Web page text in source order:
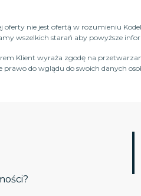
oferty nie jest ofertą w rozumieniu
wszelkich starań aby powyższe
Klient wyraża zgodę na
prawo do wglądu do swoich danych